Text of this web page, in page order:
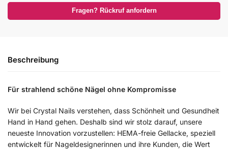
Fragen? Rückruf anfordern
Beschreibung
Für strahlend schöne Nägel ohne Kompromisse
Wir bei Crystal Nails verstehen, dass Schönheit und Gesundheit
Hand in Hand gehen. Deshalb sind wir stolz darauf, unsere
neueste Innovation vorzustellen: HEMA-freie Gellacke, speziell
entwickelt für Nageldesignerinnen und ihre Kunden, die Wert